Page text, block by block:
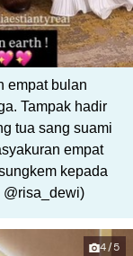
empat bulan
Tampak hadir
tua sang suami
empat
kepada
@risa_dewi)
4/5